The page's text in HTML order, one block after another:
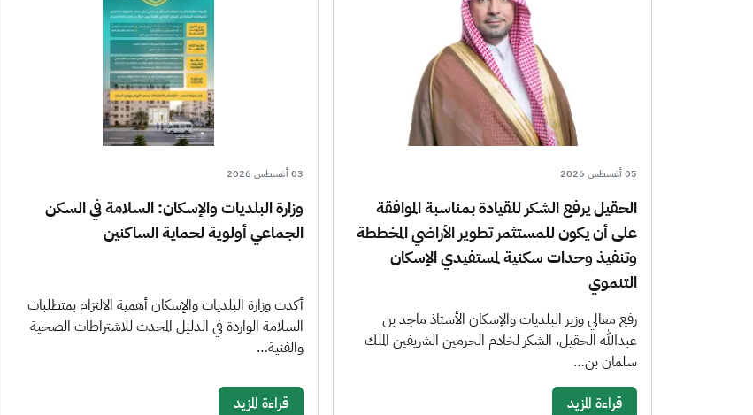
05 أغسطس 2026
الحقيل يرفع الشكر للقيادة بمناسبة الموافقة
على أن يكون للمستثمر تطوير الأراضي المخططة
وتنفيذ وحدات سكنية لمستفيدي الإسكان
التنموي
رفع معالي وزير البلديات والإسكان الأستاذ ماجد بن
عبدالله الحقيل، الشكر لخادم الحرمين الشريفين الملك
سلمان بن…
قراءة المزيد
03 أغسطس 2026
وزارة البلديات والإسكان: السلامة في السكن
الجماعي أولوية لحماية الساكنين
أكدت وزارة البلديات والإسكان أهمية الالتزام بمتطلبات
السلامة الواردة في الدليل المحدث للاشتراطات الصحية
والفنية…
قراءة المزيد